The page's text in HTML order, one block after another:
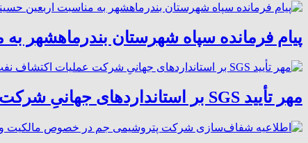
پیام فرمانده سپاه شهرستان بندرماهشهر
مهر تأیید SGS بر استانداردهای جهانیِ شرکت عملیات اکتشاف نفت؛ موفقیت در ممیزی سیستم مدیریت یکپارچه